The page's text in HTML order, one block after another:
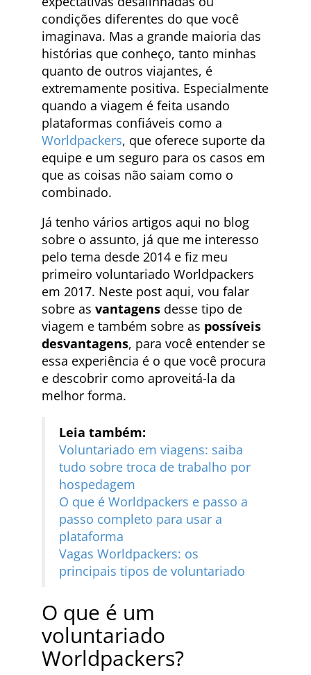
condições diferentes do que você
imaginava. Mas a grande maioria das
histórias que conheço, tanto minhas
quanto de outros viajantes, é
extremamente positiva. Especialmente
quando a viagem é feita usando
plataformas confiáveis como a
Worldpackers, que oferece suporte da
equipe e um seguro para os casos em
que as coisas não saiam como o
combinado.
Já tenho vários artigos aqui no blog
sobre o assunto, já que me interesso
pelo tema desde 2014 e fiz meu
primeiro voluntariado Worldpackers
em 2017. Neste post aqui, vou falar
sobre as vantagens desse tipo de
viagem e também sobre as possíveis
desvantagens, para você entender se
essa experiência é o que você procura
e descobrir como aproveitá-la da
melhor forma.
Leia também:
Voluntariado em viagens: saiba
tudo sobre troca de trabalho por
hospedagem
O que é Worldpackers e passo a
passo completo para usar a
plataforma
Vagas Worldpackers: os
principais tipos de voluntariado
O que é um
voluntariado
Worldpackers?